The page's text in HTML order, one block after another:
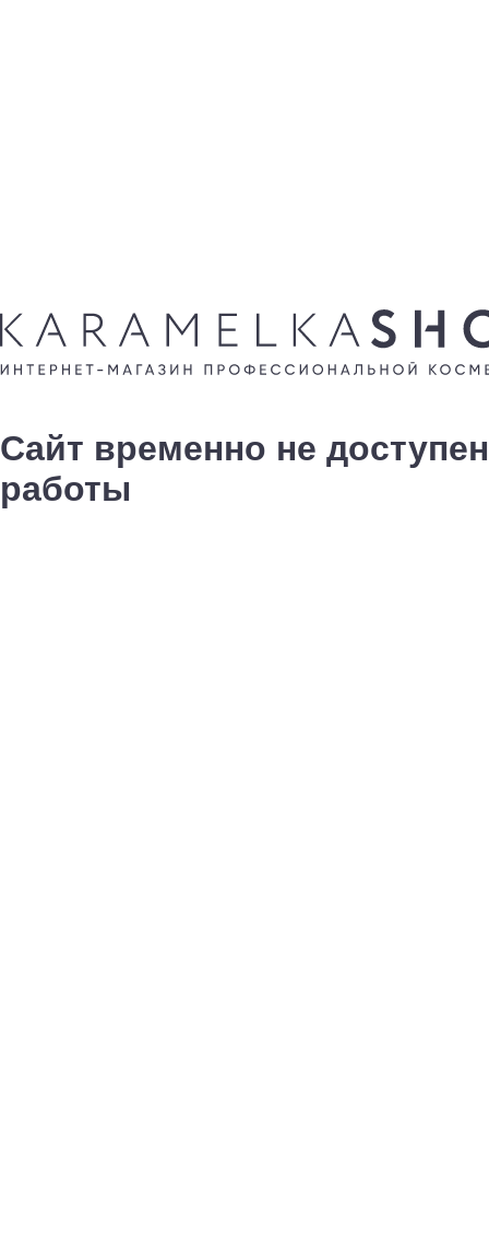
Сайт временно не
работы